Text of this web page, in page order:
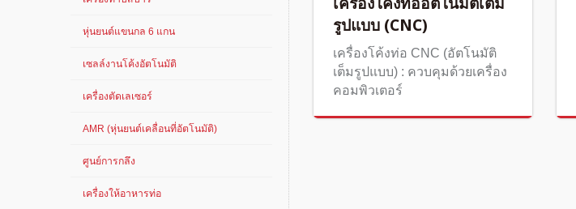
หุ่นยนต์แขนกล 6 แกน
เซลล์งานโค้งอัตโนมัติ
เครื่องตัดเลเซอร์
AMR (หุ่นยนต์เคลื่อนที่อัตโนมัติ)
ศูนย์การกลึง
เครื่องให้อาหารท่อ
รูปแบบ (CNC)
เครื่องโค้งท่อ CNC (อัตโนมัติ
เต็มรูปแบบ) : ควบคุมด้วยเครื่อง
คอมพิวเตอร์